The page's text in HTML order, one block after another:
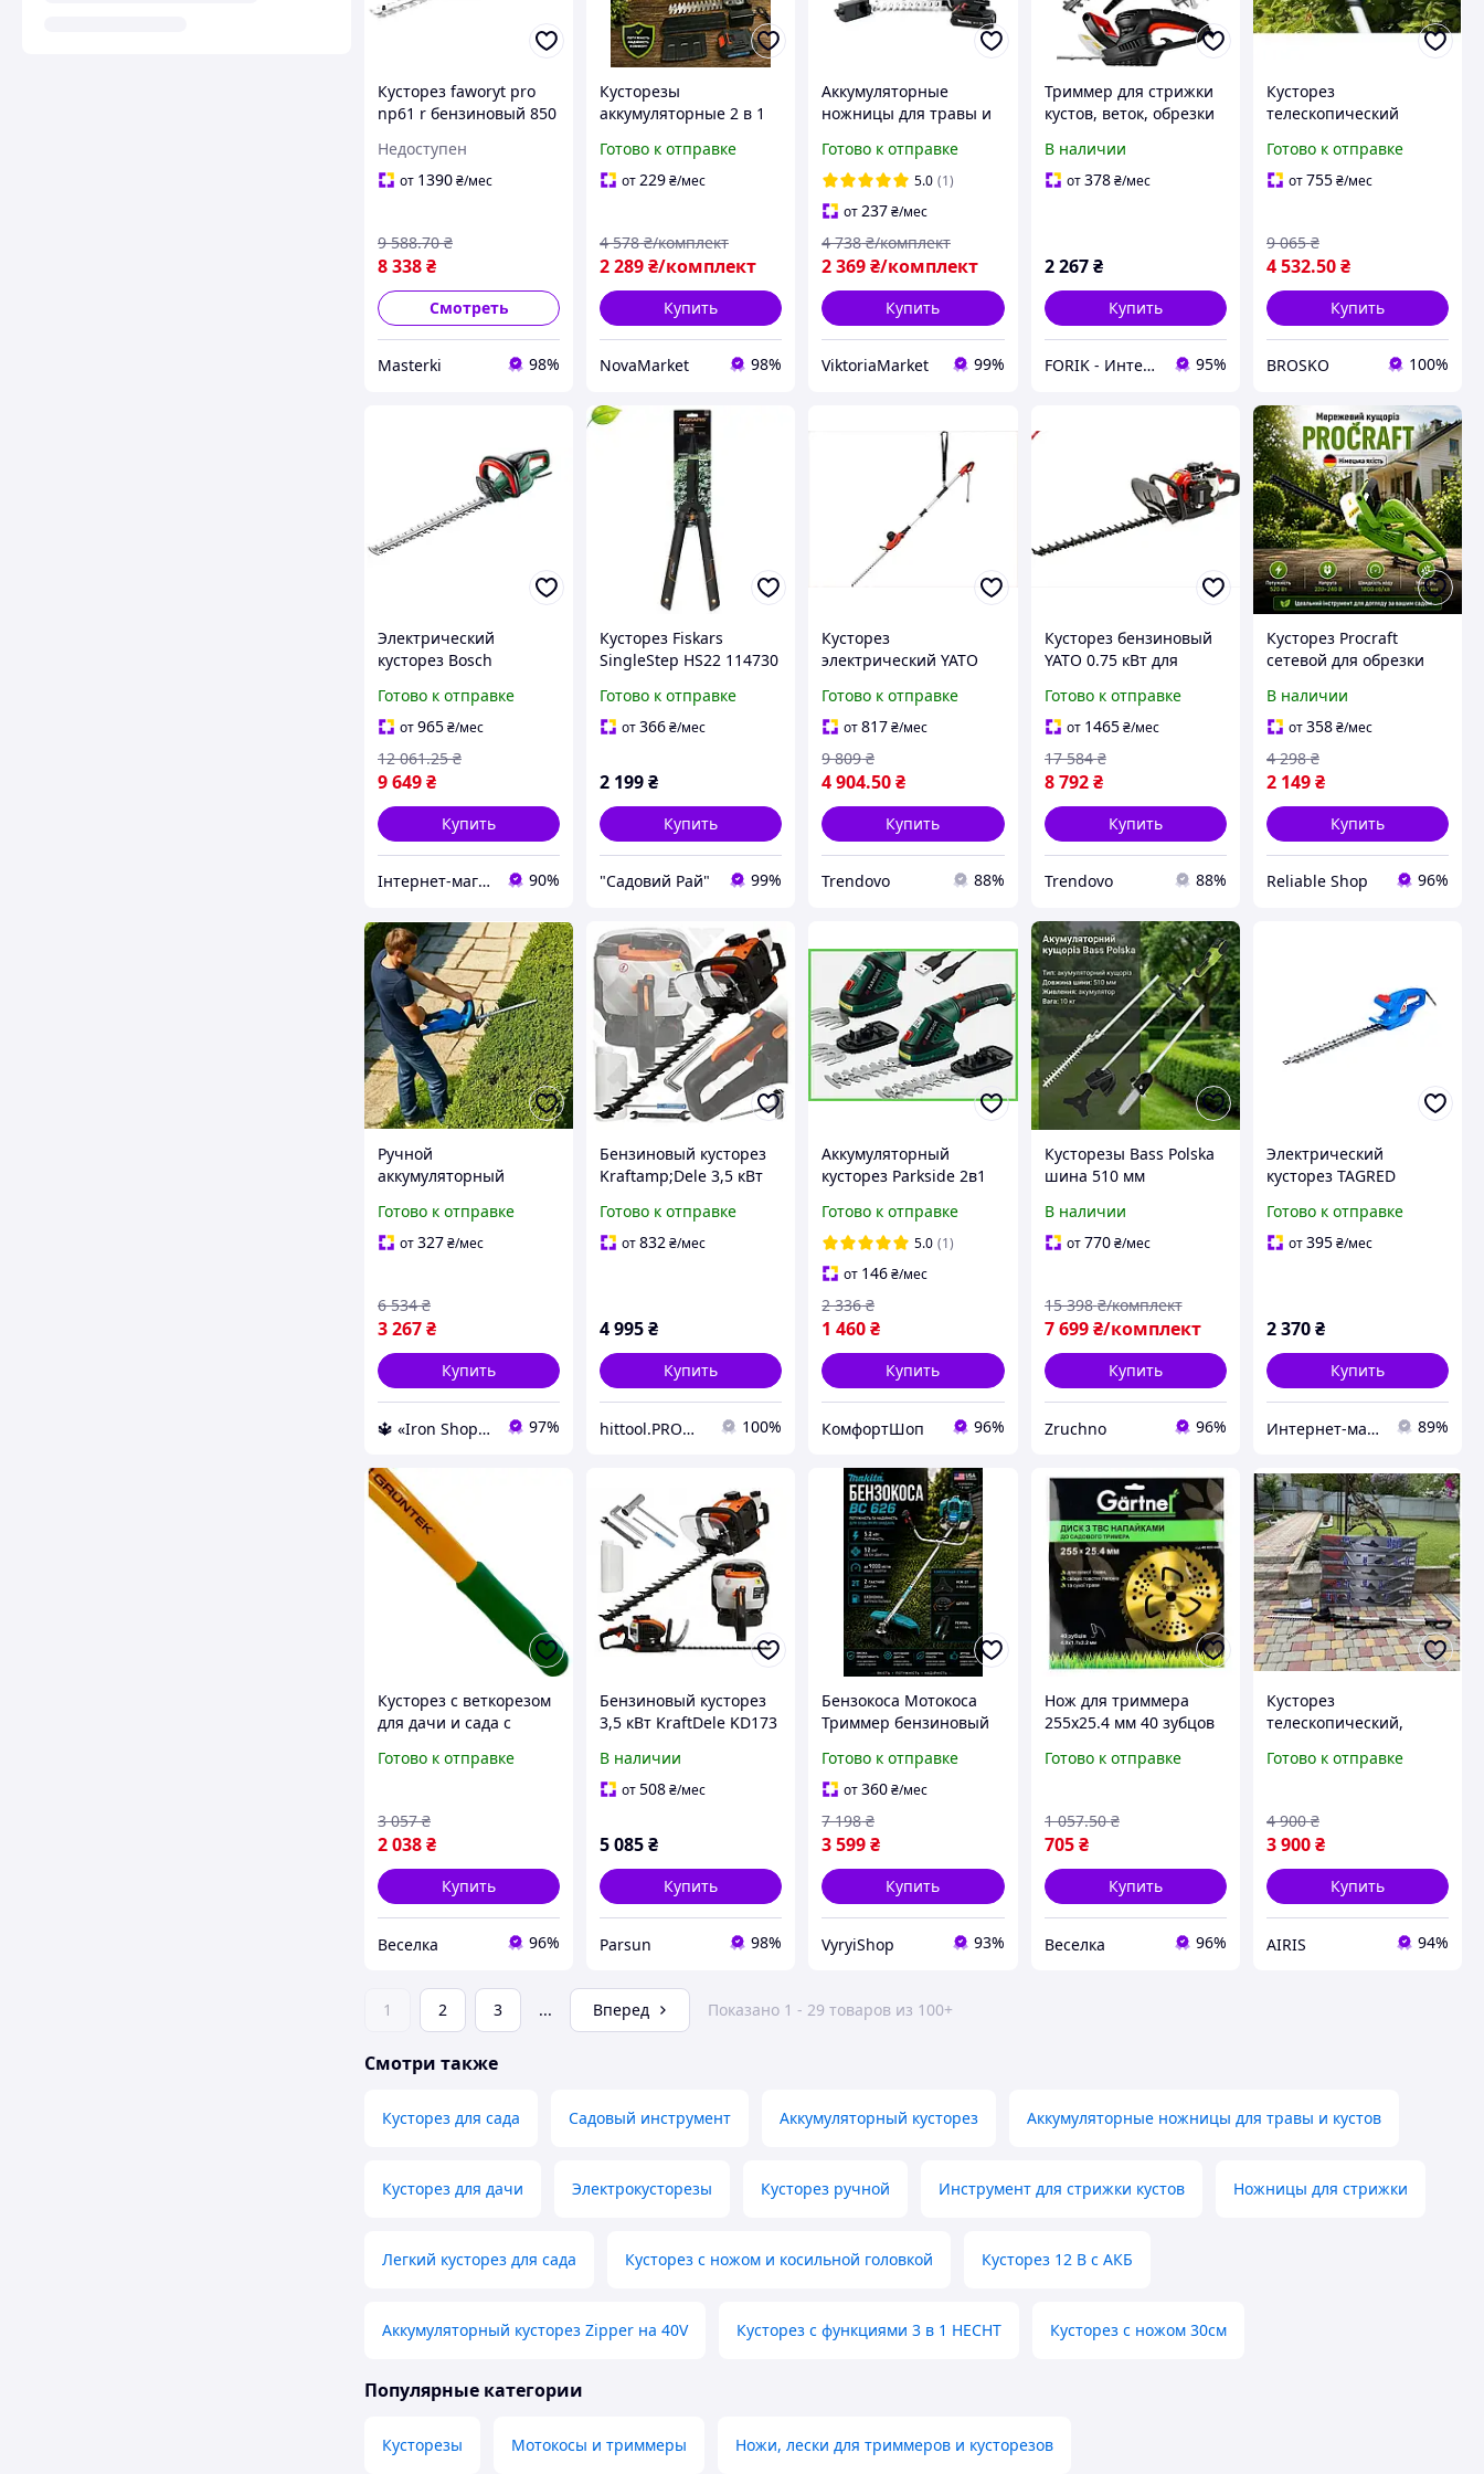
Кусторез faworyt pro
np61 r бензиновый 850
универсальный для
обрезки кустов
Недоступен
от 1390₴/мес
8 338₴
9 588.70 ₴
Смотреть
Masterki 98%
Кусторезы
аккумуляторные 2 в 1
Аккумуляторные
ножницы для травы и
кусторезы Инструмент
для стриж
Готово к отправке
от229₴/мес
2 289₴/комплект
4 578 ₴/комплект
Купить
NovaMarket 98%
Аккумуляторные
ножницы для травы и
DUM200DZ,
Инструменты для
обрезки Makita TOP
Готово к отправке
5.0 (1)
от237₴/мес
2 369₴/комплект
4 738 ₴/комплект
Купить
ViktoriaMarket 99%
Триммер для стрижки
кустов, веток, обрезки
Кусторезы для живой
изгороди
В наличии
от378 ₴/мес
2 267 ₴
Купить
FORIK - Интернет гипермаркет. 95%
Кусторез
телескопический
обрезки кустарников и
живых изгородей с
Готово к отправке
от755₴/мес
4 532.50₴
9 065 ₴
Купить
BROSKO 100%
Электрический
кусторез Bosch
480 Вт для обрезки
кустарников и живых
изгородей
Готово к отправке
от965₴/мес
9 649₴
12 061.25 ₴
Купить
Інтернет-магазин Clothes-Mall 90%
Кусторез Fiskars
SingleStep HS22 114730
кустарников в
Финляндии
Готово к отправке
от366₴/мес
2 199₴
Купить
"Садовий Рай" 99%
Кусторез
электрический YATO
для обрезки живых
изгородей и
кустарников
Готово к отправке
от817₴/мес
4 904.50₴
9 809 ₴
Купить
Trendovo 88%
Кусторез бензиновый
YATO 0.75 кВт для
деревьев с длиной
реза 60 см
Готово к отправке
от 1465 ₴/мес
8 792 ₴
17 584 ₴
Купить
Trendovo 88%
Кусторез Procraft
сетевой для обрезки
Электрический
кусторез для садовых
работ Ножницы-
кусторезы для травы
(Тример ручной
В наличии
от358₴/мес
2 149₴
4 298 ₴
Купить
Reliable Shop 96%
Ручной
аккумуляторный
кустов с АКБ Пила для
стрижки кустов
Готово к отправке
от327₴/мес
3 267₴
6 534 ₴
Купить
🔱 «Iron Shop» Компетентность! Качество товара! Быстрая отправка! ✅ 97%
Бензиновый кусторез
Kraftamp;Dele 3,5 кВт
кустарников и живых
изгородей
Готово к отправке
от832₴/мес
4 995₴
Купить
hittool.PROM.ua 100%
Аккумуляторный
кусторез Parkside 2в1
кустарников с литий-
ионным аккумулятором
Готово к отправке
5.0 (1)
от 146₴/мес
1 460₴
2 336 ₴
Купить
КомфортШоп 96%
Кусторезы Bass Polska
шина 510 мм
кусторез 24В Кусторез
для сада 4в1 Кусторез
В наличии
от770 ₴/мес
7 699 ₴/комплект
15 398 ₴/комплект
Купить
Zruchno 96%
Электрический
кусторез TAGRED
обрезки кустов и
кустарников, артикул
Готово к отправке
от395₴/мес
2 370₴
Купить
Интернет-магазин "AKB-OK" 89%
Кусторез с веткорезом
для дачи и сада с
обрезки кустарников и
Готово к отправке
2 038₴
3 057 ₴
Купить
Веселка 96%
Бензиновый кусторез
3,5 кВт KraftDele KD173
кустарников и живых
изгородей
В наличии
от508₴/мес
5 085₴
Купить
Parsun 98%
Бензокоса Мотокоса
Триммер бензиновый
Мощная коса для
сорняков и кустов 5.2
кВт
Готово к отправке
от360₴/мес
3 599₴
7 198 ₴
Купить
VyryiShop 93%
Нож для триммера
255х25.4 мм 40 зубцов
кустарников садоводов
Готово к отправке
705 ₴
1 057.50 ₴
Купить
Веселка 96%
Кусторез
телескопический,
кусторез Scheppach
живой изгороди,
кустарников
Готово к отправке
3 900₴
4 900 ₴
Купить
AIRIS 94%
1 2 3 ... Вперед Показано 1 - 29 товаров из 100+
Смотри также
Кусторез для сада Садовый инструмент Аккумуляторный кусторез Аккумуляторные ножницы для травы и кустов
Кусторез для дачи Электрокусторезы Кусторез ручной Инструмент для стрижки кустов Ножницы для стрижки
Легкий кусторез для сада Кусторез с ножом и косильной головкой Кусторез 12 В с АКБ
Аккумуляторный кусторез Zipper на 40V Кусторез с функциями 3 в 1 HECHT Кусторез с ножом 30см
Популярные категории
Кусторезы Мотокосы и триммеры Ножи, лески для триммеров и кусторезов